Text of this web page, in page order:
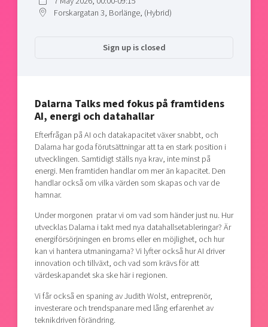
Shaping cities and regions
Current offers and activities
Upscaling
Startup & industry collaboration
Funding opportunities
Our community of companies
Our clusters
Reach out to us
Locations
Forskargatan 3, Borlänge, (Hybrid)
Sign up is closed
Dalarna Talks med fokus på framtidens
AI, energi och datahallar
Efterfrågan på AI och datakapacitet växer snabbt, och
Dalarna har goda förutsättningar att ta en stark position i
utvecklingen. Samtidigt ställs nya krav, inte minst på
energi. Men framtiden handlar om mer än kapacitet. Den
handlar också om vilka värden som skapas och var de
hamnar.
Under morgonen pratar vi om vad som händer just nu. Hur
utvecklas Dalarna i takt med nya datahallsetableringar? Är
energiförsörjningen en broms eller en möjlighet, och hur
kan vi hantera utmaningarna? Vi lyfter också hur AI driver
innovation och tillväxt, och vad som krävs för att
värdeskapandet ska ske här i regionen.
Vi får också en spaning av Judith Wolst, entreprenör,
investerare och trendspanare med lång erfarenhet av
teknikdriven förändring.